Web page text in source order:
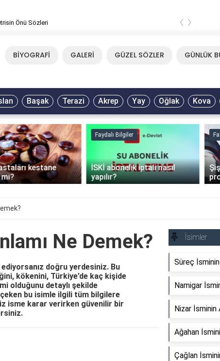
Önü Sözleri ‹ ›
BİYOGRAFİ GALERİ GÜZEL SÖZLER GÜNLÜK
Başak Terazi Akrep Yay Oğlak Kova
kestane
Faydalı Bilgiler
İSKİ abonelik iptali nasıl
yapılır?
Ne Demek?
doğru yerdesiniz. Bu
kökenini, Türkiye’de kaç kişide
mi olduğunu detaylı şekilde
bu isimle ilgili tüm bilgilere
isme karar verirken güvenilir bir
İsimler
Süreç
Namigar
Nizar İsminin
Ağahan
Çağlan